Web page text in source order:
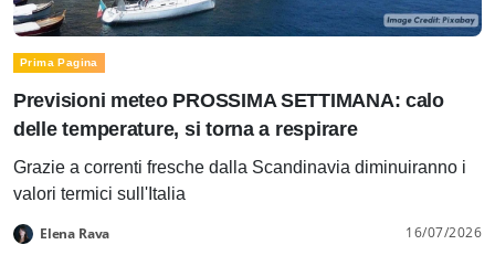
Prima Pagina
Previsioni meteo PROSSIMA SETTIMANA: calo
delle temperature, si torna a respirare
Grazie a correnti fresche dalla Scandinavia diminuiranno i
valori termici sull'Italia
Elena Rava 16/07/2026